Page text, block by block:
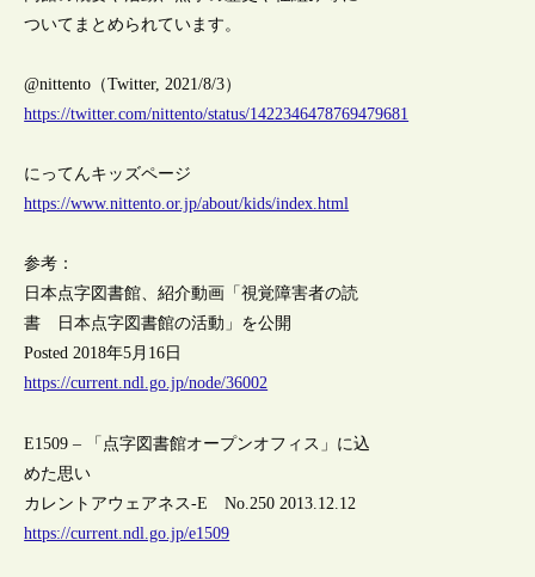
ついてまとめられています。
@nittento（Twitter, 2021/8/3）
https://twitter.com/nittento/status/1422346478769479681
にってんキッズページ
https://www.nittento.or.jp/about/kids/index.html
参考：
日本点字図書館、紹介動画「視覚障害者の読
書 日本点字図書館の活動」を公開
Posted 2018年5月16日
https://current.ndl.go.jp/node/36002
E1509 – 「点字図書館オープンオフィス」に込
めた思い
カレントアウェアネス-E No.250 2013.12.12
https://current.ndl.go.jp/e1509